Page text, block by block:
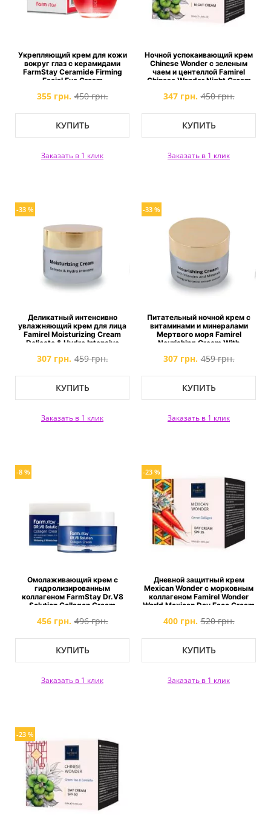
Укрепляющий крем для кожи
вокруг глаз с керамидами
FarmStay Ceramide Firming
Facial Eye Cream
355 грн. 450 грн.
КУПИТЬ
Заказать в 1 клик
Ночной успокаивающий крем
Chinese Wonder с зеленым
чаем и центеллой Famirel
Chinese Wonder Night Cream
347 грн. 450 грн.
КУПИТЬ
Заказать в 1 клик
-33 %
Деликатный интенсивно
увлажняющий крем для лица
Famirel Moisturizing Cream
Delicate & Hydro Intensive
307 грн. 459 грн.
КУПИТЬ
Заказать в 1 клик
-33 %
Питательный ночной крем с
витаминами и минералами
Мертвого моря Famirel
Nourishing Cream With
307 грн. 459 грн.
КУПИТЬ
Заказать в 1 клик
-8 %
Омолаживающий крем с
гидролизированным
коллагеном FarmStay Dr.V8
Solution Collagen Cream
456 грн. 496 грн.
КУПИТЬ
Заказать в 1 клик
-23 %
Дневной защитный крем
Mexican Wonder с морковным
коллагеном Famirel Wonder
World Mexican Day Face Cream
400 грн. 520 грн.
КУПИТЬ
Заказать в 1 клик
-23 %